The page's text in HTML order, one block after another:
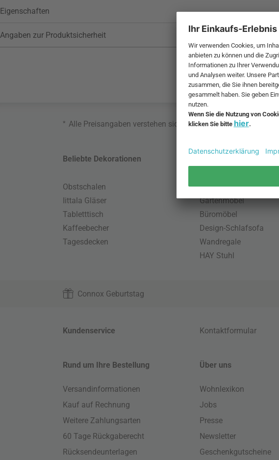
Eigenschaften
Angaben zur Produktsicherheit
* Alle Preisangaben verstehen sich inklusive MwSt. und zzgl.
Beliebte Dekorationen
Obstschalen
Iittala Gläser
Tabletttisch
Kaffeebecher
Tagesdecken
Skandinavische Möbel
Gartenmöbel
Büromöbel
Design-Schlafsofa
Wandregale
HAY Stuhl
Connox Geburtstag
Kundenservice Kontaktformular
Rund um Ihre Bestellung
Versandinformationen
Kauf auf Rechnung
Weitere Zahlungsarten
60 Tage Rückgaberecht
Rücksendeunterlagen
Über uns
Wohnlexikon
Jobs
Presse
Newsletter
Geschenkgutscheine